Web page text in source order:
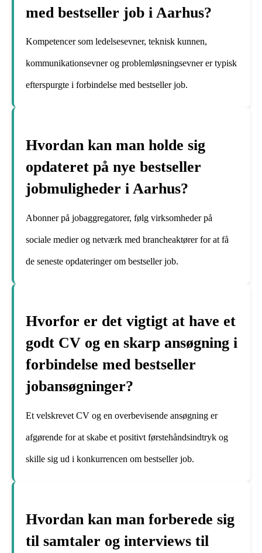
med bestseller job i Aarhus?
Kompetencer som ledelsesevner, teknisk kunnen,
kommunikationsevner og problemløsningsevner er typisk
efterspurgte i forbindelse med bestseller job.
Hvordan kan man holde sig
opdateret på nye bestseller
jobmuligheder i Aarhus?
Abonner på jobaggregatorer, følg virksomheder på
sociale medier og netværk med brancheaktører for at få
de seneste opdateringer om bestseller job.
Hvorfor er det vigtigt at have et
godt CV og en skarp ansøgning i
forbindelse med bestseller
jobansøgninger?
Et velskrevet CV og en overbevisende ansøgning er
afgørende for at skabe et positivt førstehåndsindtryk og
skille sig ud i konkurrencen om bestseller job.
Hvordan kan man forberede sig
til samtaler og interviews til